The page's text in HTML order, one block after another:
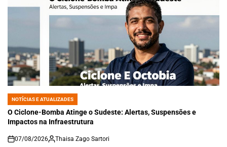
POSTED
IN
NOTÍCIAS E ATUALIZADES
O Ciclone-Bomba Atinge o Sudeste: Alertas, Suspensões e
Impactos na Infraestrutura
on
07/08/2026 Thaisa Zago Sartori